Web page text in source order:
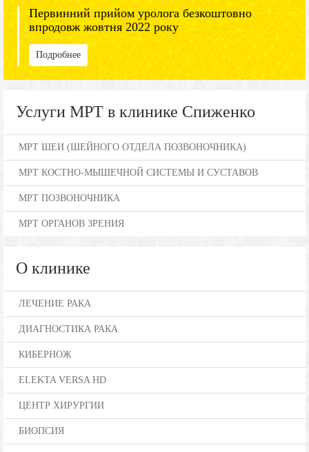
Первинний прийом уролога безкоштовно
впродовж жовтня 2022 року
Подробнее
Услуги МРТ в клинике Спиженко
МРТ ШЕИ (ШЕЙНОГО ОТДЕЛА ПОЗВОНОЧНИКА)
МРТ КОСТНО-МЫШЕЧНОЙ СИСТЕМЫ И СУСТАВОВ
МРТ ПОЗВОНОЧНИКА
МРТ ОРГАНОВ ЗРЕНИЯ
О клинике
ЛЕЧЕНИЕ РАКА
ДИАГНОСТИКА РАКА
КИБЕРНОЖ
ELEKTA VERSA HD
ЦЕНТР ХИРУРГИИ
БИОПСИЯ